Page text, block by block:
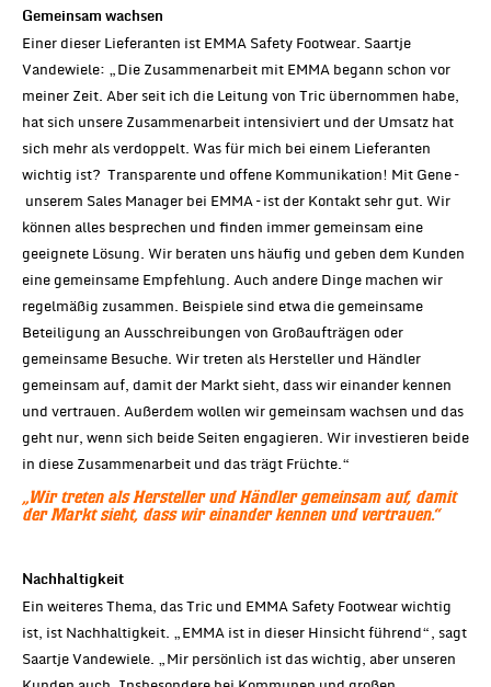
Gemeinsam wachsen
Einer dieser Lieferanten ist EMMA Safety Footwear. Saartje
Vandewiele: „Die Zusammenarbeit mit EMMA begann schon vor
meiner Zeit. Aber seit ich die Leitung von Tric übernommen habe,
hat sich unsere Zusammenarbeit intensiviert und der Umsatz hat
sich mehr als verdoppelt. Was für mich bei einem Lieferanten
wichtig ist? Transparente und offene Kommunikation! Mit Gene –
unserem Sales Manager bei EMMA – ist der Kontakt sehr gut. Wir
können alles besprechen und finden immer gemeinsam eine
geeignete Lösung. Wir beraten uns häufig und geben dem Kunden
eine gemeinsame Empfehlung. Auch andere Dinge machen wir
regelmäßig zusammen. Beispiele sind etwa die gemeinsame
Beteiligung an Ausschreibungen von Großaufträgen oder
gemeinsame Besuche. Wir treten als Hersteller und Händler
gemeinsam auf, damit der Markt sieht, dass wir einander kennen
und vertrauen. Außerdem wollen wir gemeinsam wachsen und das
geht nur, wenn sich beide Seiten engagieren. Wir investieren beide
in diese Zusammenarbeit und das trägt Früchte.“
„Wir treten als Hersteller und Händler gemeinsam auf, damit
der Markt sieht, dass wir einander kennen und vertrauen.“
Nachhaltigkeit
Ein weiteres Thema, das Tric und EMMA Safety Footwear wichtig
ist, ist Nachhaltigkeit. „EMMA ist in dieser Hinsicht führend“, sagt
Saartje Vandewiele. „Mir persönlich ist das wichtig, aber unseren